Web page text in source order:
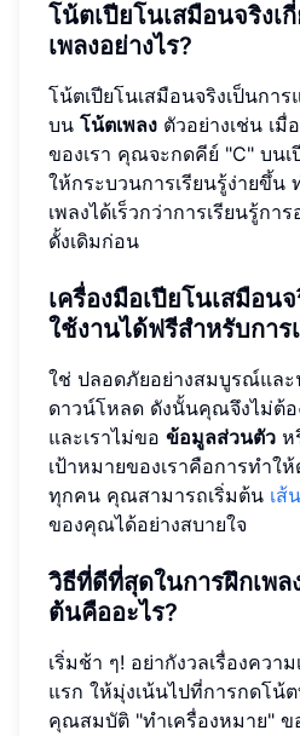
โน้ตเปียโนเสมือนจริงเ
เพลงอย่างไร?
โน้ตเปียโนเสมือนจริงเป็นกา
บน โน้ตเพลง ตัวอย่างเช่น เ
ของเรา คุณจะกดคีย์ "C" บนเ
ให้กระบวนการเรียนรู้ง่ายขึ้
เพลงได้เร็วกว่าการเรียนรู้กา
ดั้งเดิมก่อน
เครื่องมือเปียโนเสมือน
ใช้งานได้ฟรีสำหรับการ
ใช่ ปลอดภัยอย่างสมบูรณ์และ
ดาวน์โหลด ดังนั้นคุณจึงไม่ต้อ
และเราไม่ขอ ข้อมูลส่วนตัว ห
เป้าหมายของเราคือการทำใ
ทุกคน คุณสามารถเริ่มต้น เส้
ของคุณได้อย่างสบายใจ
วิธีที่ดีที่สุดในการฝึกเพล
ต้นคืออะไร?
เริ่มช้า ๆ! อย่ากังวลเรื่องควา
แรก ให้มุ่งเน้นไปที่การกดโน้
คุณสมบัติ "ทำเครื่องหมาย" ข